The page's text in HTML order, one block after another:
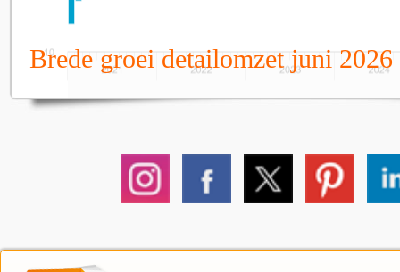
Brede groei detailomzet juni 2026